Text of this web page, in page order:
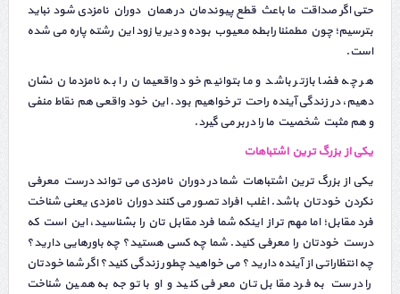
حتی اگر صداقت ما باعث قطع پیوندمان در همان دوران نامزدی شود نباید
بترسیم؛ چون مطمئنا رابطه معیوب بوده و دیر یا زود این رشته پاره می شده
است.
هر چه فضا بازتر باشد و ما بتوانیم خود واقعیمان را به نامزدمان نشان
دهیم، در زندگی آینده راحت تر خواهیم بود. این خود واقعی هم نقاط منفی
و هم مثبت شخصیت ما را دربر می گیرد.
یکی از بزرگ ترین اشتباهات
یکی از بزرگ ترین اشتباهات شما در دوران نامزدی می تواند درست معرفی
نکردن خودتان باشد. اغلب افراد تصور می کنند دوران نامزدی یعنی شناخت
فرد مقابل؛ اما مهم تر از اینکه شما فرد مقابل تان را بشناسید، این است که
درست خودتان را معرفی کنید. شما چه کسی هستید؟ چه باورهایی دارید؟
چه انتظاراتی از آینده دارید؟ می خواهید چطور زندگی کنید؟ اگر شما خودتان
را درست به فرد مقابل تان معرفی کنید و او با توجه به همین شناخت